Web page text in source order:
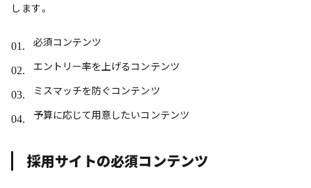
します。
必須コンテンツ
エントリー率を上げるコンテンツ
ミスマッチを防ぐコンテンツ
予算に応じて用意したいコンテンツ
採用サイトの必須コンテンツ